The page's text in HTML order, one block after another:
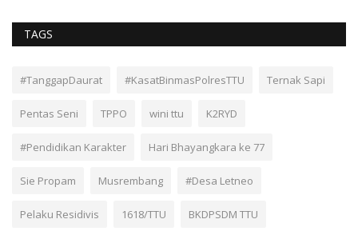
TAGS
#TanggapDaurat #KasatBinmasPolresTTU Ternak Sapi
Pentas Seni TPPO wini ttu K2RYD
#Pendidikan Karakter Hari Bhayangkara ke 77
Sie Propam Musrembang #Desa Letneo
Pelaku Residivis 1618/TTU BKDPSDM TTU